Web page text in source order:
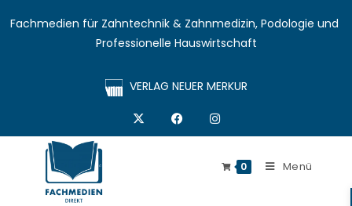
Fachmedien für Zahntechnik & Zahnmedizin, Podologie und
Professionelle Hauswirtschaft
VERLAG NEUER MERKUR
0 Menü